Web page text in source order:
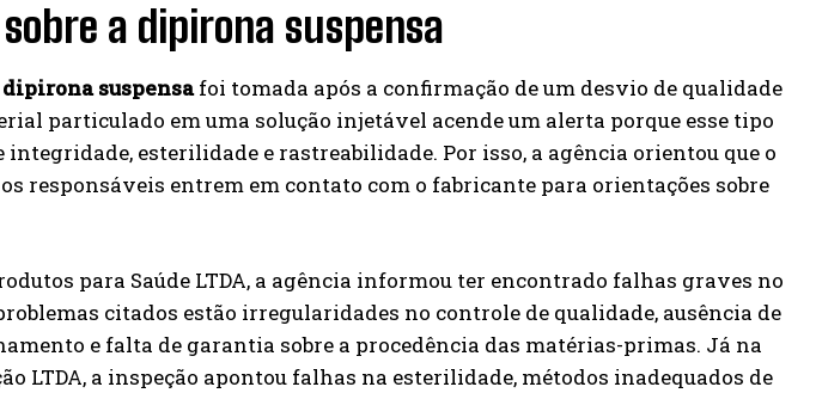
a dipirona suspensa
dipirona suspensafoi tomada após a confirmação de um desvio de qualidade
particulado em uma solução injetável acende um alerta porque esse tipo
esterilidade e rastreabilidade. Por isso, a agência orientou que o
responsáveis entrem em contato com o fabricante para orientações sobre
para Saúde LTDA, a agência informou ter encontrado falhas graves no
citados estão irregularidades no controle de qualidade, ausência de
e falta de garantia sobre a procedência das matérias-primas. Já na
LTDA, a inspeção apontou falhas na esterilidade, métodos inadequados de